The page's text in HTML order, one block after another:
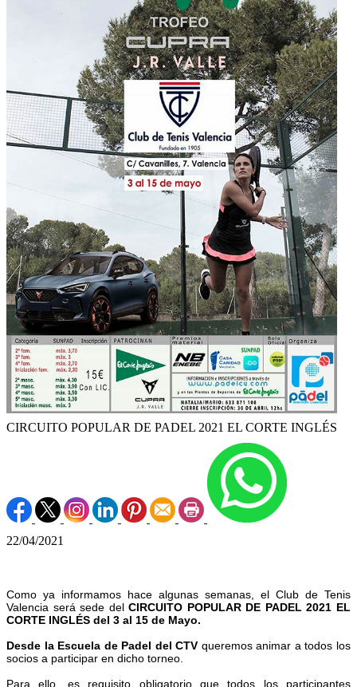
CIRCUITO POPULAR DE PADEL 2021 EL CORTE INGLÉS
22/04/2021
Como ya informamos hace algunas semanas, el Club de Tenis
Valencia será sede delCIRCUITO POPULAR DE PADEL 2021 EL
CORTE INGLÉS del 3 al 15 de Mayo.
Desde la Escuela de Padel del CTV queremos animar a todos los
socios a participar en dicho torneo.
Para ello, es requisito obligatorio que todos los participantes